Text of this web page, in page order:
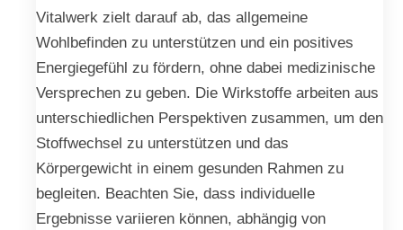
Vitalwerk zielt darauf ab, das allgemeine
Wohlbefinden zu unterstützen und ein positives
Energiegefühl zu fördern, ohne dabei medizinische
Versprechen zu geben. Die Wirkstoffe arbeiten aus
unterschiedlichen Perspektiven zusammen, um den
Stoffwechsel zu unterstützen und das
Körpergewicht in einem gesunden Rahmen zu
begleiten. Beachten Sie, dass individuelle
Ergebnisse variieren können, abhängig von